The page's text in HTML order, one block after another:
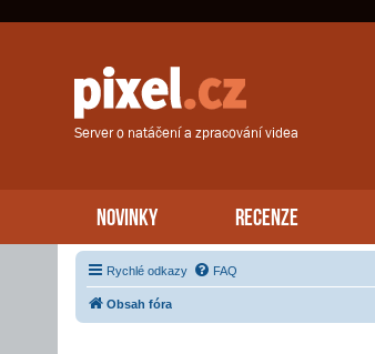
Server o natáčení a zpracování videa
NOVINKY RECENZE
Rychlé odkazy FAQ
Obsah fóra